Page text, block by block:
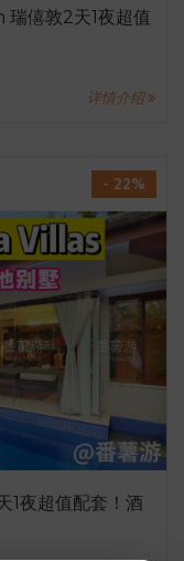
僖敦2天1夜超值
详情介绍
- 22%
1夜超值配套！酒